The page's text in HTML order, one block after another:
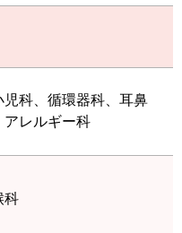
児科、循環器科、耳鼻
アレルギー科
科